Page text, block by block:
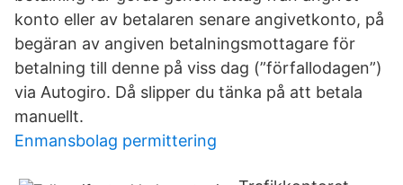
konto eller av betalaren senare angivetkonto, på
begäran av angiven betalningsmottagare för
betalning till denne på viss dag (”förfallodagen”)
via Autogiro. Då slipper du tänka på att betala
manuellt.
Enmansbolag permittering